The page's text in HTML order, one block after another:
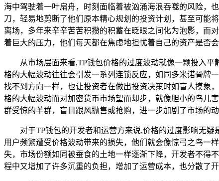
海中驾驶着一叶扁舟，时刻面临着被汹涌海浪吞噬的风险，
刀，轻易地剪断了他们原本精心规划的投资计划，甚至可能
离场，多年来辛辛苦苦积攒的积蓄在眨眼之间化为泡影，而
着巨大的压力，他们每天都在焦虑地担忧着自己的资产是否
从市场层面来看,TP钱包价格的过度波动就像一颗投入
格的大幅波动往往会引发一系列连锁反应，如同多米诺骨牌
找不到方向一样，也让投资者在做出投资决策时如盲人摸象
格的大幅波动而对加密货币市场望而却步，就像胆小的鸟儿
群受惊的羊群，盲目跟风抛售或抢购，进一步加剧了市场的
对于TP钱包的开发者和运营方来说,价格的过度影响无
用户频繁遭受价格波动带来的损失，他们就会像惊弓之鸟一
失，市场份额如同被蚕食的土地一样逐渐下降，开发者不得
程中又增加了许多沉重的负担，增加了运营成本，也分散了